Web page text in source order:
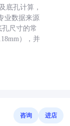
底孔计算，
业数据来源
孔尺寸的常
），并
咨询 进店